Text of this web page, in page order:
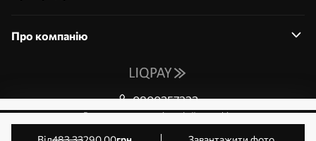
Про компанію
0800357223
Редагування дозволів на файли cookie
© 2011-2026 Art-holst. Усі права захищені. Власник: